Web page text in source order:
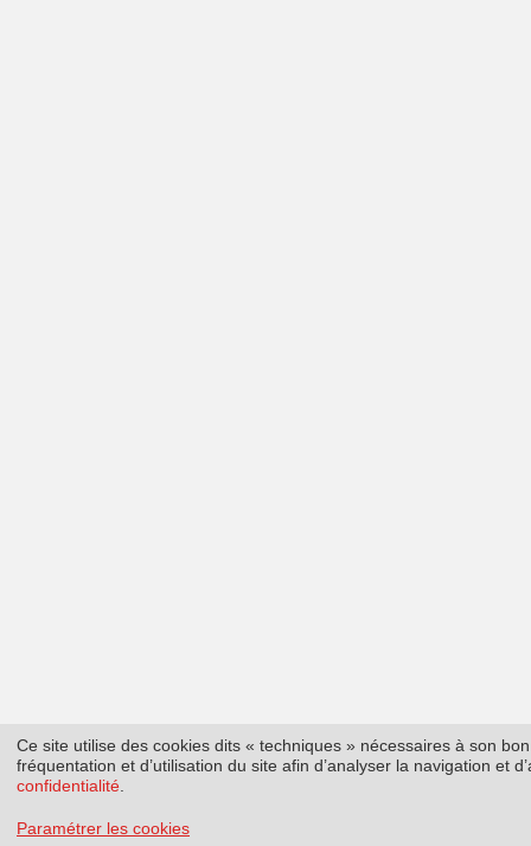
Ce site utilise des cookies dits « techniques » nécessaires à son
fréquentation et d’utilisation du site afin d’analyser la navigation et
confidentialité
Paramétrer les cookies